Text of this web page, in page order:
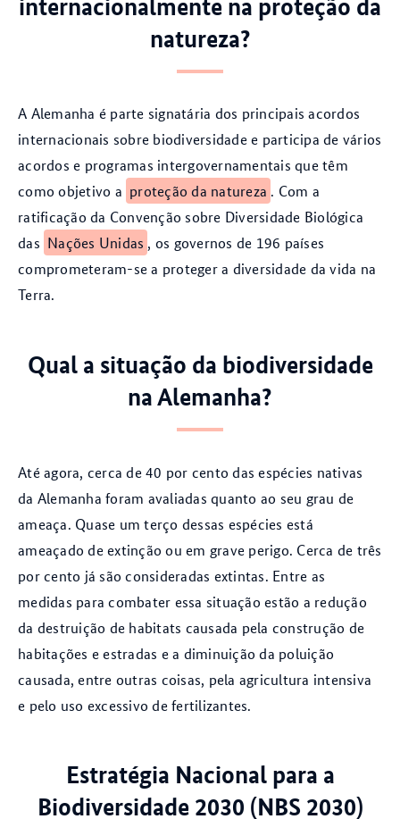
internacionalmente na proteção da
natureza?
A Alemanha é parte signatária dos principais acordos
internacionais sobre biodiversidade e participa de vários
acordos e programas intergovernamentais que têm
como objetivo a proteção da natureza . Com a
ratificação da Convenção sobre Diversidade Biológica
das Nações Unidas , os governos de 196 países
comprometeram-se a proteger a diversidade da vida na
Terra.
Qual a situação da biodiversidade
na Alemanha?
Até agora, cerca de 40 por cento das espécies nativas
da Alemanha foram avaliadas quanto ao seu grau de
ameaça. Quase um terço dessas espécies está
ameaçado de extinção ou em grave perigo. Cerca de três
por cento já são consideradas extintas. Entre as
medidas para combater essa situação estão a redução
da destruição de habitats causada pela construção de
habitações e estradas e a diminuição da poluição
causada, entre outras coisas, pela agricultura intensiva
e pelo uso excessivo de fertilizantes.
Estratégia Nacional para a
Biodiversidade 2030 (NBS 2030)